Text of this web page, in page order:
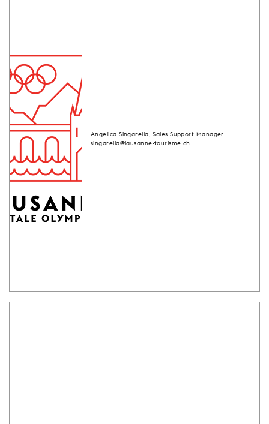
Angelica Singarella, Sales Support Manager
singarella@lausanne-tourisme.ch